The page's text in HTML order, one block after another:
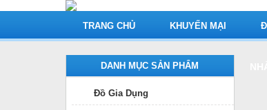
TRANG CHỦ KHUYẾN MẠI
DANH MỤC SẢN PHẨM
Đồ Gia Dụng